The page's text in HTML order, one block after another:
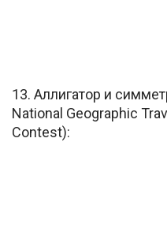
13. Аллигатор и
National Geographic
Contest):